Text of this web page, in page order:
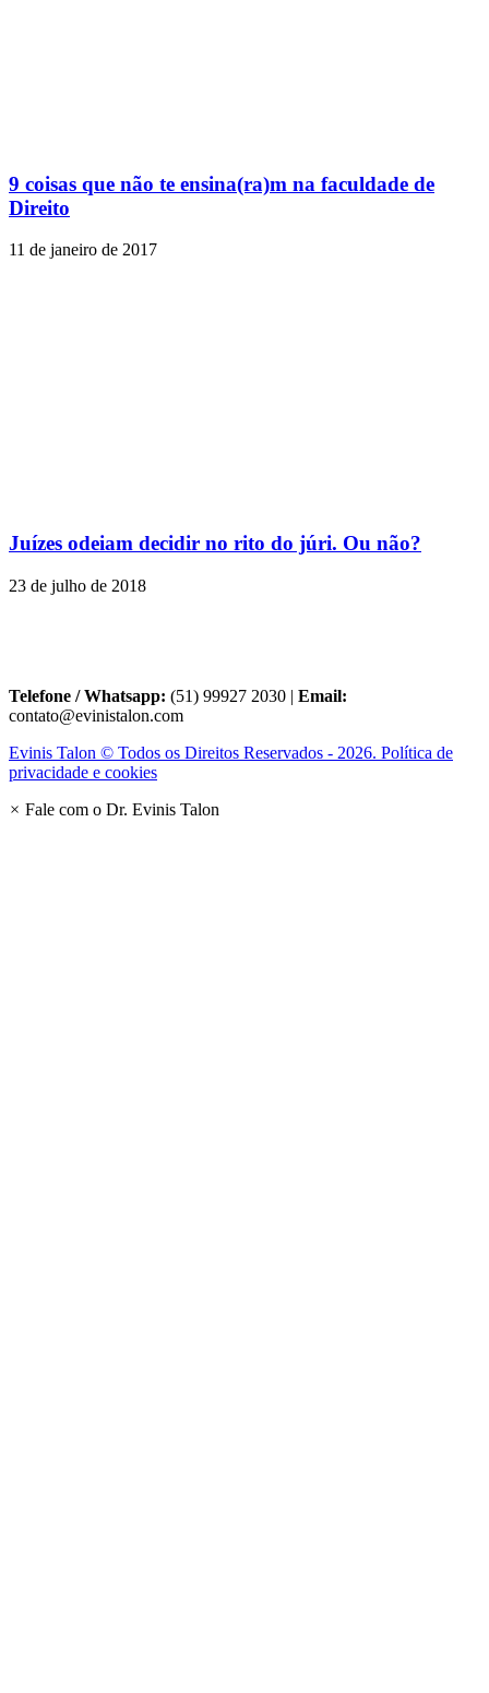
9 coisas que não te ensina(ra)m na faculdade de
Direito
11 de janeiro de 2017
Juízes odeiam decidir no rito do júri. Ou não?
23 de julho de 2018
Telefone / Whatsapp: (51) 99927 2030 | Email:
contato@evinistalon.com
Evinis Talon © Todos os Direitos Reservados - 2026. Política de
privacidade e cookies
× Fale com o Dr. Evinis Talon